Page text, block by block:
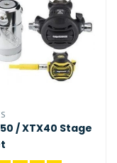
/ XTX40 Stage